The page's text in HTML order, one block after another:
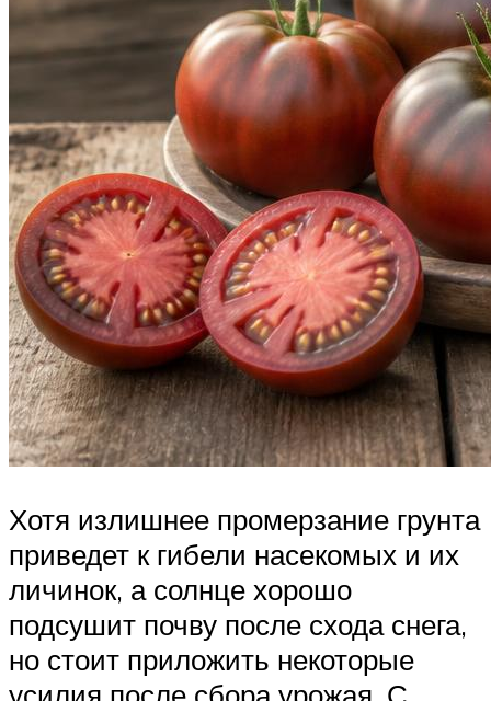
Хотя излишнее промерзание грунта
приведет к гибели насекомых и их
личинок, а солнце хорошо
подсушит почву после схода снега,
но стоит приложить некоторые